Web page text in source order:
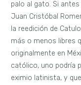
palo al gato. Si
Juan Cristóbal
la reedición de
más o menos libres
originalmente en
católico, uno podría
eximio latinista, y